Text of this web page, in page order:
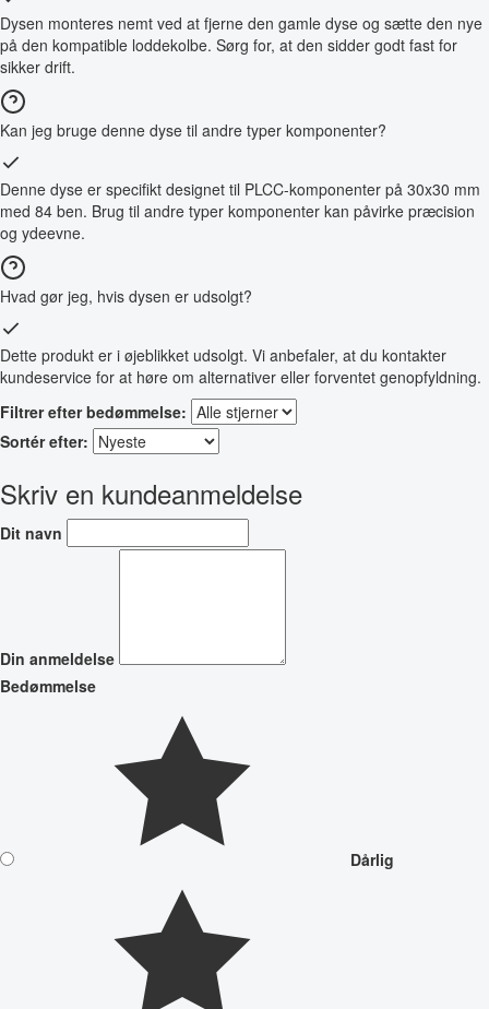
Dysen monteres nemt ved at fjerne den gamle dyse og sætte den nye
på den kompatible loddekolbe. Sørg for, at den sidder godt fast for
sikker drift.
Kan jeg bruge denne dyse til andre typer komponenter?
Denne dyse er specifikt designet til PLCC-komponenter på 30x30 mm
med 84 ben. Brug til andre typer komponenter kan påvirke præcision
og ydeevne.
Hvad gør jeg, hvis dysen er udsolgt?
Dette produkt er i øjeblikket udsolgt. Vi anbefaler, at du kontakter
kundeservice for at høre om alternativer eller forventet genopfyldning.
Filtrer efter bedømmelse:
Sortér efter:
Skriv en kundeanmeldelse
Dit navn
Din anmeldelse
Bedømmelse
Dårlig